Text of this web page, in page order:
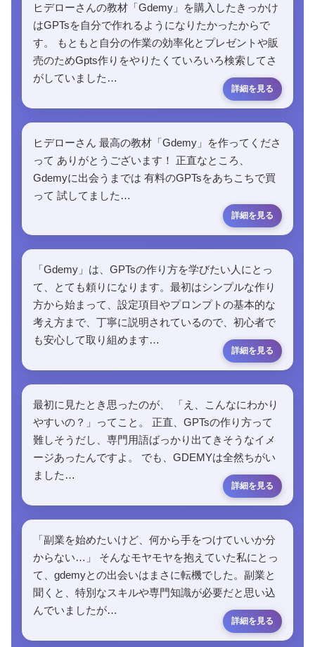
ヒデローさんの教材「Gdemy」を購入したきっかけ
はGPTsを自分で作れるようになりたかったからで
す。 もともと自分の作業の効率化とプレゼントや販
売のためGpts作りをやりたくていろいろ検索してさ
がしていました…
ヒデローさん 最高の教材「Gdemy」を作ってくださ
って ありがとうございます！ 正直なところ、
Gdemyに出会うまでは 有料のGPTsをあちこちで買
って 試してました…
「Gdemy」は、GPTsの作り方を学びたい人にとっ
て、とても頼りになります。最初はシンプルな作り
方から始まって、設定項目やプロンプトの基本的な
考え方まで、丁寧に説明されているので、初心者で
も安心して取り組めます…
最初に見たとき思ったのが、 「え、こんなにわかり
やすいの？」ってこと。 正直、GPTsの作り方って
難しそうだし、専門用語ばっかり出てきそうなイメ
ージあったんですよ。 でも、GDEMYは全然ちがい
ました…
「副業を始めたいけど、何から手をつけていいか分
からない…」 そんなモヤモヤを抱えていた私にとっ
て、gdemyとの出会いはまさに転機でした。副業と
聞くと、特別なスキルや専門知識が必要だと思い込
んでいましたが…